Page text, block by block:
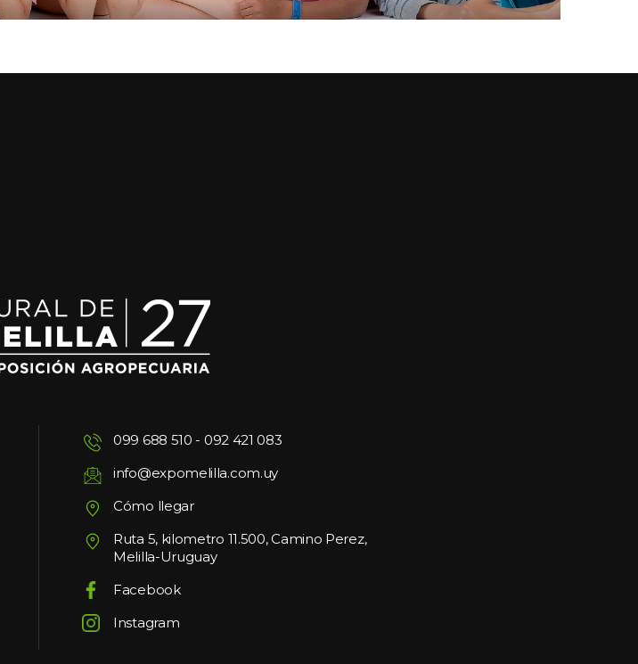
099 688 510 - 092 421 083
info@expomelilla.com.uy
Cómo llegar
Ruta 5, kilometro 11.500, Camino Perez,
Melilla-Uruguay
Facebook
Instagram